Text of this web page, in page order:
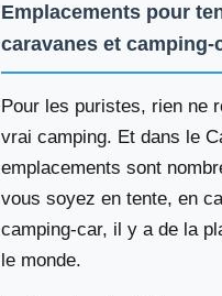
Emplacements pour
caravanes et camping-
Pour les puristes, rien ne
vrai camping. Et dans le
emplacements sont
vous soyez en tente, en
camping-car, il y a de la
le monde.